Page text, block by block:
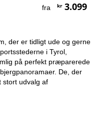
fra kr3.099
der er tidligt ude og gerne
i Tyrol,
på perfekt præparerede
De, der
stort udvalg af